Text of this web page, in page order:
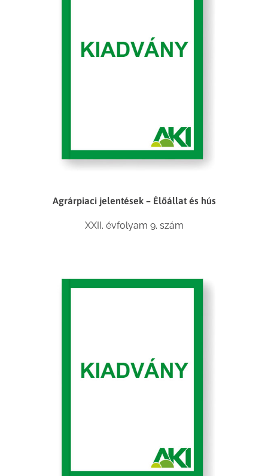
Agrárpiaci jelentések – Élőállat és hús
XXII. évfolyam 9. szám